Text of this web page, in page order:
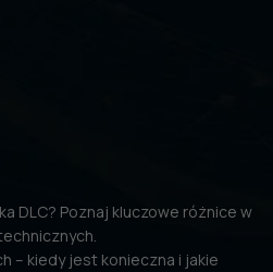
DLC? Poznaj kluczowe różnice w
– kiedy jest konieczna i jakie